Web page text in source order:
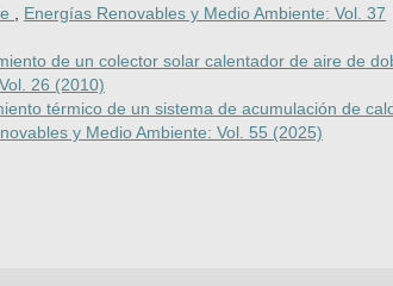
Energías Renovables y Medio Ambiente: Vol. 37
de un colector solar calentador de aire de
26 (2010)
térmico de un sistema de acumulación de
y Medio Ambiente: Vol. 55 (2025)